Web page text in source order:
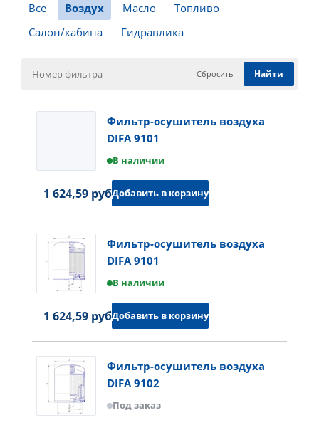
Все Воздух Масло
Топливо
Салон/кабина
Гидравлика
Сбросить
Фильтр-осушитель воздуха
DIFA 9101
В наличии
1 624,59 руб.Добавить в корзину
Фильтр-осушитель воздуха
DIFA 9101
В наличии
1 624,59 руб.Добавить в корзину
Фильтр-осушитель воздуха
DIFA 9102
Под заказ